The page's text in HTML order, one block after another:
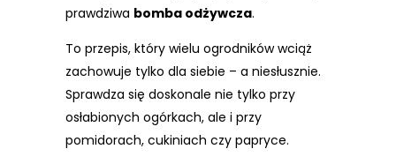
prawdziwa bomba odżywcza.
To przepis, który wielu ogrodników wciąż
zachowuje tylko dla siebie – a niesłusznie.
Sprawdza się doskonale nie tylko przy
osłabionych ogórkach, ale i przy
pomidorach, cukiniach czy papryce.